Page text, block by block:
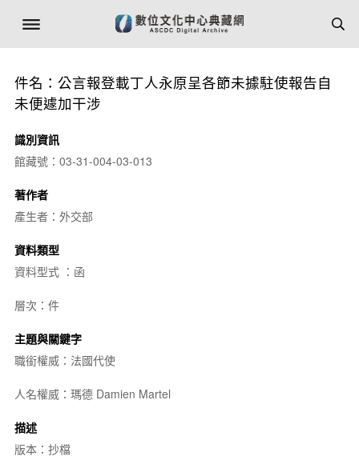
件名：公言報登載丁人永原呈各節未據駐使報告自
未便遽加干涉
識別資訊
館藏號：03-31-004-03-013
著作者
產生者：外交部
資料類型
資料型式 ：函
層次：件
主題與關鍵字
職銜權威：法國代使
人名權威：瑪德 Damien Martel
描述
版本：抄檔